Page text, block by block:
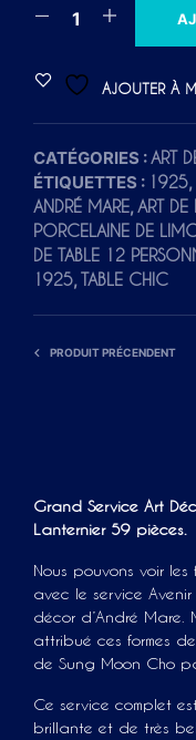
AJOUTER À
CATÉGORIES :ART
ÉTIQUETTES : 1925,
ANDRÉ MARE, ART DE
PORCELAINE DE
DE TABLE 12
1925, TABLE CHIC
PRODUIT PRÉCENDENT
Grand Service Art
Lanternier 59 pièces.
Nous pouvons voir
avec le service
décor d’André Mare.
attribué ces formes
de Sung Moon Cho
Ce service complet
brillante et de très